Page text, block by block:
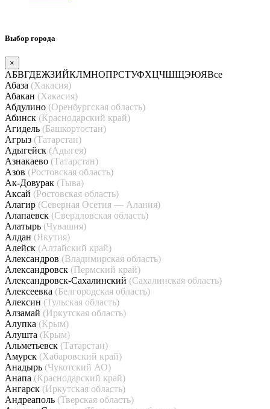
Выбор города
×
АБВГДЕЖЗИЙКЛМНОПРСТУФХЦЧШЩЭЮЯВсе
Абаза (Хакасия)
Абакан (Хакасия)
Абдулино (Оренбургская область)
Абинск (Краснодарский край)
Агидель (Башкортостан)
Агрыз (Татарстан)
Адыгейск (Адыгея)
Азнакаево (Татарстан)
Азов (Ростовская область)
Ак-Довурак (Тыва)
Аксай (Ростовская область)
Алагир (Северная Осетия — Алания)
Алапаевск (Свердловская область)
Алатырь (Чувашия)
Алдан (Якутия)
Алейск (Алтайский край)
Александров (Владимирская область)
Александровск (Пермский край)
Александровск-Сахалинский (Сахалинская область)
Алексеевка (Белгородская область)
Алексин (Тульская область)
Алзамай (Иркутская область)
Алупка (Крым)
Алушта (Крым)
Альметьевск (Татарстан)
Амурск (Хабаровский край)
Анадырь (Чукотский АО)
Анапа (Краснодарский край)
Ангарск (Иркутская область)
Андреаполь (Тверская область)